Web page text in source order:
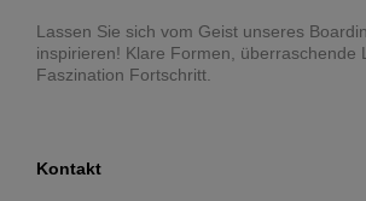
Lassen Sie sich vom Geist unseres
inspirieren! Klare Formen, überraschende
Faszination Fortschritt.
Kontakt